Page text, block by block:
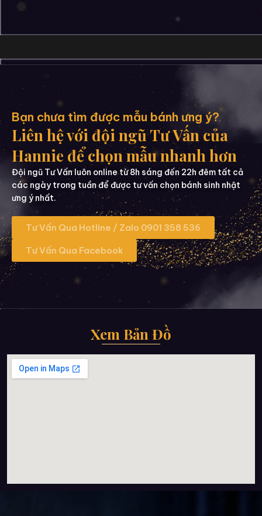
Bạn chưa tìm được mẫu bánh ưng ý?
Liên hệ với đội ngũ Tư Vấn của
Hannie để chọn mẫu nhanh hơn
Đội ngũ Tư Vấn luôn online từ 8h sáng đến 22h đêm tất cả
các ngày trong tuần để được tư vấn chọn bánh sinh nhật
ưng ý nhất.
Tư Vấn Qua Hotline / Zalo 0901 358 536
Tư Vấn Qua Facebook
Xem Bản Đồ